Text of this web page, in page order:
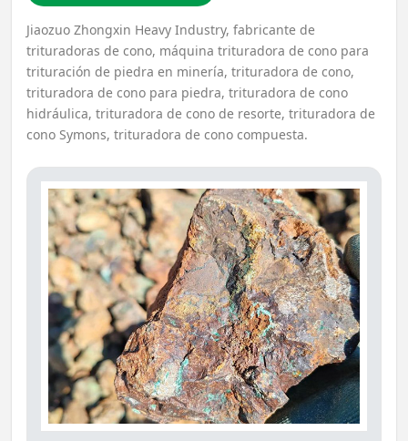
Jiaozuo Zhongxin Heavy Industry, fabricante de
trituradoras de cono, máquina trituradora de cono para
trituración de piedra en minería, trituradora de cono,
trituradora de cono para piedra, trituradora de cono
hidráulica, trituradora de cono de resorte, trituradora de
cono Symons, trituradora de cono compuesta.